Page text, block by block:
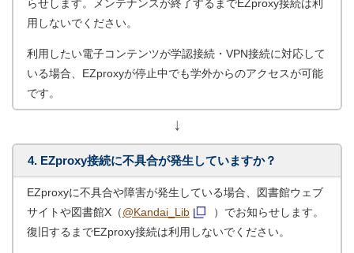
らせします。メンテナンスが終了するまでEZproxy接続は利
用しないでください。
利用したい電子コンテンツが学認接続・VPN接続に対応して
いる場合、EZproxyが停止中でも学外からのアクセスが可能
です。
↓
4. EZproxy接続に不具合が発生していますか？
EZproxyに不具合や障害が発生している場合、図書館ウェブ
サイトや図書館X（@Kandai_Lib
）でお知らせします。
復旧するまでEZproxy接続は利用しないでください。